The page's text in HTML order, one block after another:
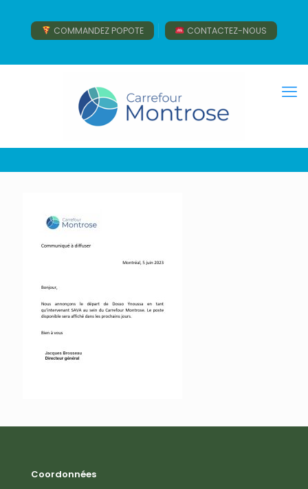
COMMANDEZ POPOTE CONTACTEZ-NOUS
Coordonnées